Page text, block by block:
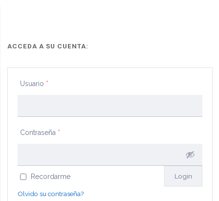
ACCEDA A SU CUENTA:
Usuario *
Contraseña *
Recordarme
Olvido su contraseña?